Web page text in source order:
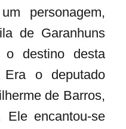
personagem,
de Garanhuns
o destino desta
o deputado
de Barros,
encantou-se